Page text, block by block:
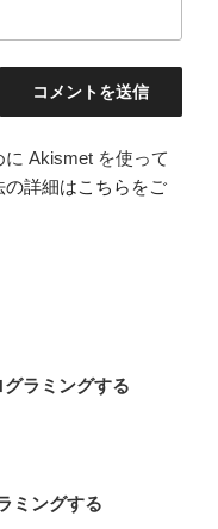
Akismet を使って
の詳細はこちらをご
ラミングする
ミングする